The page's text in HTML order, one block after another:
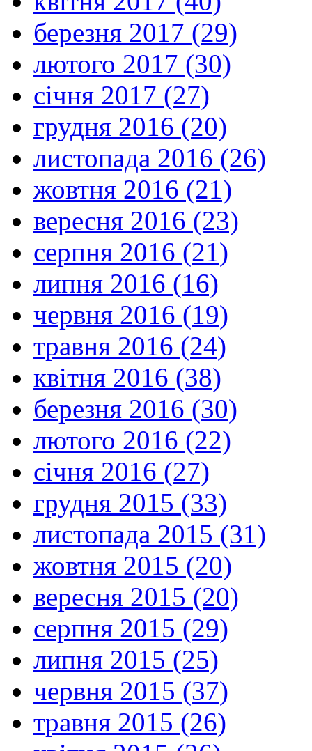
березня 2017 (29)
лютого 2017 (30)
січня 2017 (27)
грудня 2016 (20)
листопада 2016 (26)
жовтня 2016 (21)
вересня 2016 (23)
серпня 2016 (21)
липня 2016 (16)
червня 2016 (19)
травня 2016 (24)
квітня 2016 (38)
березня 2016 (30)
лютого 2016 (22)
січня 2016 (27)
грудня 2015 (33)
листопада 2015 (31)
жовтня 2015 (20)
вересня 2015 (20)
серпня 2015 (29)
липня 2015 (25)
червня 2015 (37)
травня 2015 (26)